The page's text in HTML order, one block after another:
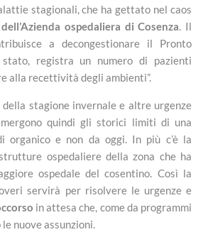
stagionali, che ha gettato nel caos
ospedaliera di Cosenza. Il
a decongestionare il Pronto
stato, registra un numero di pazienti
alla recettività degli ambienti”.
stagione invernale e altre urgenze
quindi gli storici limiti di una
organico e non da oggi. In più c’è la
ospedaliere della zona che ha
ospedale del cosentino. Così la
servirà per risolvere le urgenze e
in attesa che, come da programmi
nuove assunzioni.